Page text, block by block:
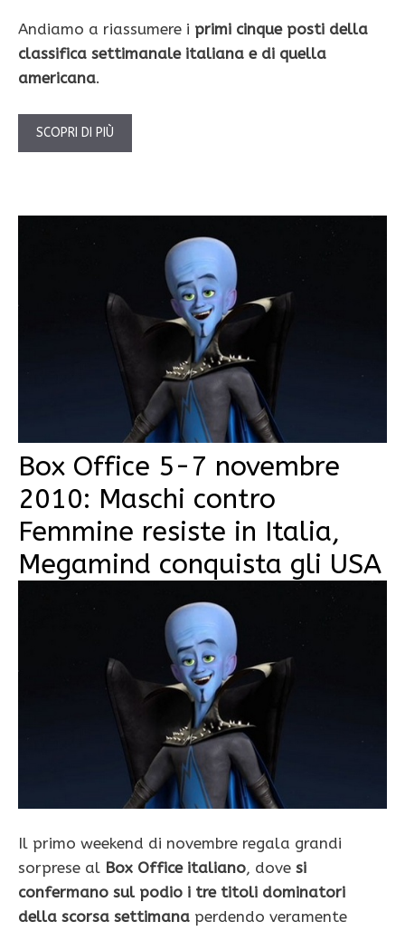
Andiamo a riassumere i primi cinque posti della
classifica settimanale italiana e di quella
americana.
SCOPRI DI PIÙ
Box Office 5-7 novembre
2010: Maschi contro
Femmine resiste in Italia,
Megamind conquista gli USA
Il primo weekend di novembre regala grandi
sorprese al Box Office italiano, dove si
confermano sul podio i tre titoli dominatori
della scorsa settimana perdendo veramente